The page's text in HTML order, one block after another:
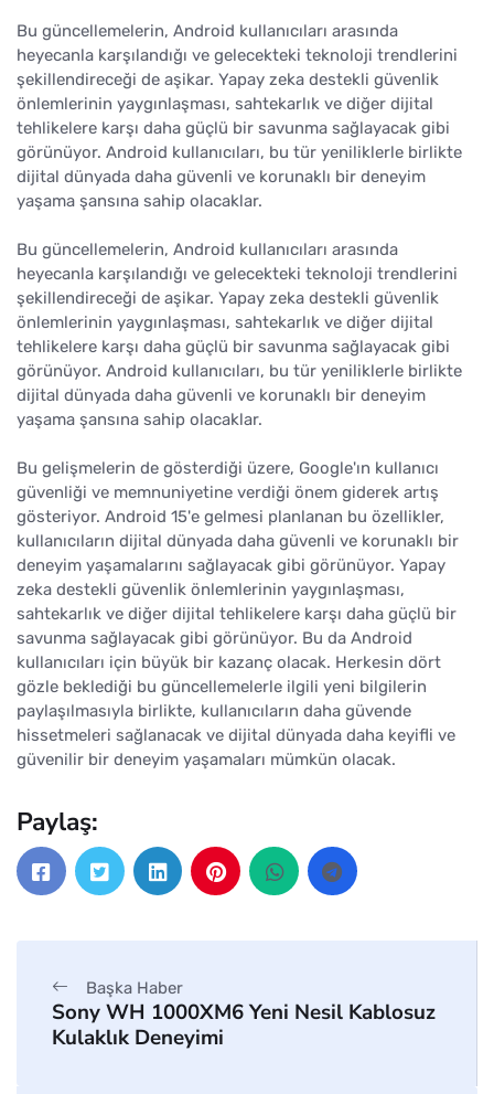
Bu güncellemelerin, Android kullanıcıları arasında
heyecanla karşılandığı ve gelecekteki teknoloji trendlerini
şekillendireceği de aşikar. Yapay zeka destekli güvenlik
önlemlerinin yaygınlaşması, sahtekarlık ve diğer dijital
tehlikelere karşı daha güçlü bir savunma sağlayacak gibi
görünüyor. Android kullanıcıları, bu tür yeniliklerle birlikte
dijital dünyada daha güvenli ve korunaklı bir deneyim
yaşama şansına sahip olacaklar.
Bu güncellemelerin, Android kullanıcıları arasında
heyecanla karşılandığı ve gelecekteki teknoloji trendlerini
şekillendireceği de aşikar. Yapay zeka destekli güvenlik
önlemlerinin yaygınlaşması, sahtekarlık ve diğer dijital
tehlikelere karşı daha güçlü bir savunma sağlayacak gibi
görünüyor. Android kullanıcıları, bu tür yeniliklerle birlikte
dijital dünyada daha güvenli ve korunaklı bir deneyim
yaşama şansına sahip olacaklar.
Bu gelişmelerin de gösterdiği üzere, Google'ın kullanıcı
güvenliği ve memnuniyetine verdiği önem giderek artış
gösteriyor. Android 15'e gelmesi planlanan bu özellikler,
kullanıcıların dijital dünyada daha güvenli ve korunaklı bir
deneyim yaşamalarını sağlayacak gibi görünüyor. Yapay
zeka destekli güvenlik önlemlerinin yaygınlaşması,
sahtekarlık ve diğer dijital tehlikelere karşı daha güçlü bir
savunma sağlayacak gibi görünüyor. Bu da Android
kullanıcıları için büyük bir kazanç olacak. Herkesin dört
gözle beklediği bu güncellemelerle ilgili yeni bilgilerin
paylaşılmasıyla birlikte, kullanıcıların daha güvende
hissetmeleri sağlanacak ve dijital dünyada daha keyifli ve
güvenilir bir deneyim yaşamaları mümkün olacak.
Paylaş:
Başka Haber
Sony WH 1000XM6 Yeni Nesil Kablosuz
Kulaklık Deneyimi